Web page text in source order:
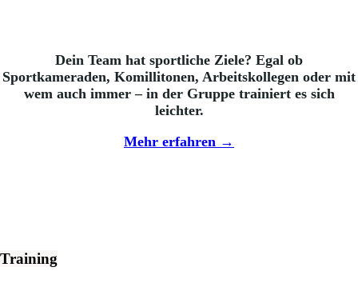
Dein Team hat sportliche Ziele? Egal ob
Sportkameraden, Komillitonen, Arbeitskollegen oder mit
wem auch immer – in der Gruppe trainiert es sich
leichter.
Mehr erfahren →
Training